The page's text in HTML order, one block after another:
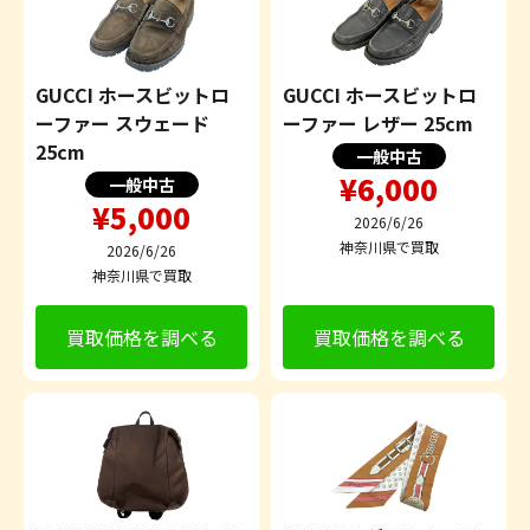
GUCCI ホースビットロ
ーファー スウェード
25cm
一般中古
¥5,000
2026/6/26
神奈川県で買取
買取価格を調べる
GUCCI ホースビットロ
ーファー レザー 25cm
一般中古
¥6,000
2026/6/26
神奈川県で買取
買取価格を調べる